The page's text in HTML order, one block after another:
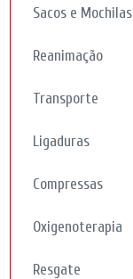
Sacos e Mochilas
Reanimação
Transporte
Ligaduras
Compressas
Oxigenoterapia
Resgate